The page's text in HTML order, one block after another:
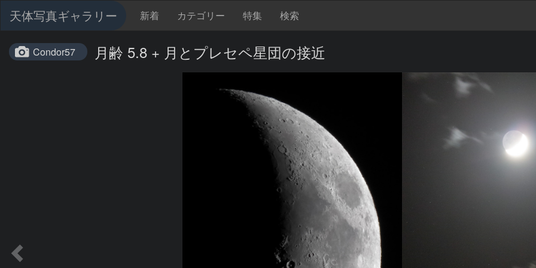
天体写真ギャラリー 新着 カテゴリー 特集 検索
Condor57 月齢 5.8 + 月とプレセペ星団の接近